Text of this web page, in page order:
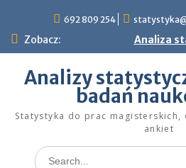
content
692 809 254
Zobacz: Analiza
Analizy
badań
Statystyka do prac
ankiet
Search